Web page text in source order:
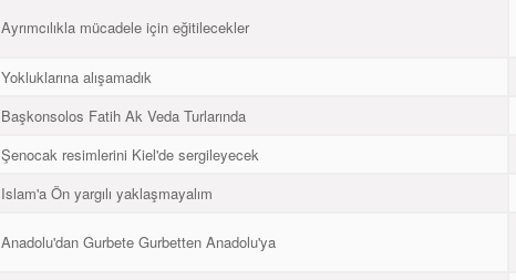
Ayrımcılıkla mücadele için eğitilecekler
Yokluklarına alışamadık
Başkonsolos Fatih Ak Veda Turlarında
Şenocak resimlerini Kiel'de sergileyecek
Islam'a Ön yargılı yaklaşmayalım
Anadolu'dan Gurbete Gurbetten Anadolu'ya